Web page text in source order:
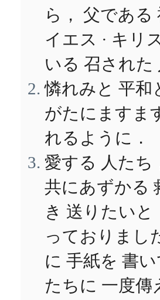
ら， 父である
イエス · キリ
いる 召された
憐れみと 平和
がたにますま
れるように．
愛する 人たち
共にあずかる
き 送りたいと
っておりまし
に 手紙を 書
たちに 一度傳